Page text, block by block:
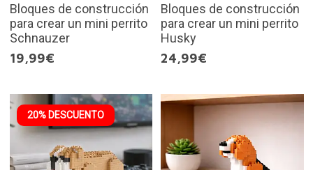
Bloques de construcción
para crear un mini perrito
Schnauzer
19,99€
Bloques de construcción
para crear un mini perrito
Husky
24,99€
20% DESCUENTO